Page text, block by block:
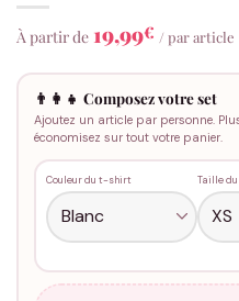
À partir de 19,99€ / par article
👨‍👩‍👧 Composez votre set
Ajoutez un article par personne.
économisez sur tout votre panier.
Couleur du t-shirt Taille